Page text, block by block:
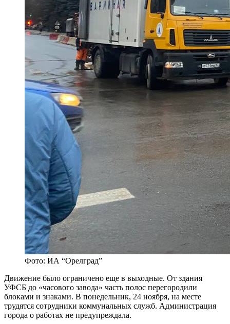
Фото: ИА “Орелград”
Движение было ограничено еще в выходные. От здания
УФСБ до «часового завода» часть полос перегородили
блоками и знаками. В понедельник, 24 ноября, на месте
трудятся сотрудники коммунальных служб. Администрация
города о работах не предупреждала.